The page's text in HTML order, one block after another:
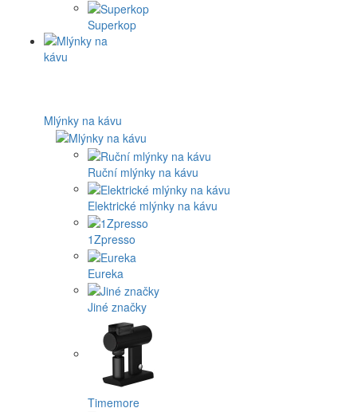
Superkop
Mlýnky na kávu
Ruční mlýnky na kávu
Elektrické mlýnky na kávu
1Zpresso
Eureka
Jiné značky
Timemore